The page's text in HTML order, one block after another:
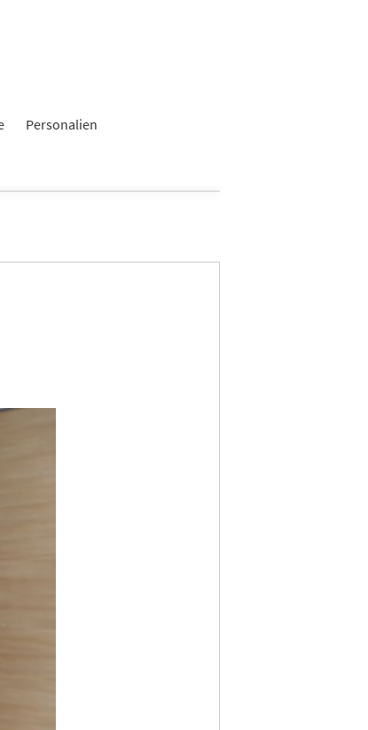
Personalien